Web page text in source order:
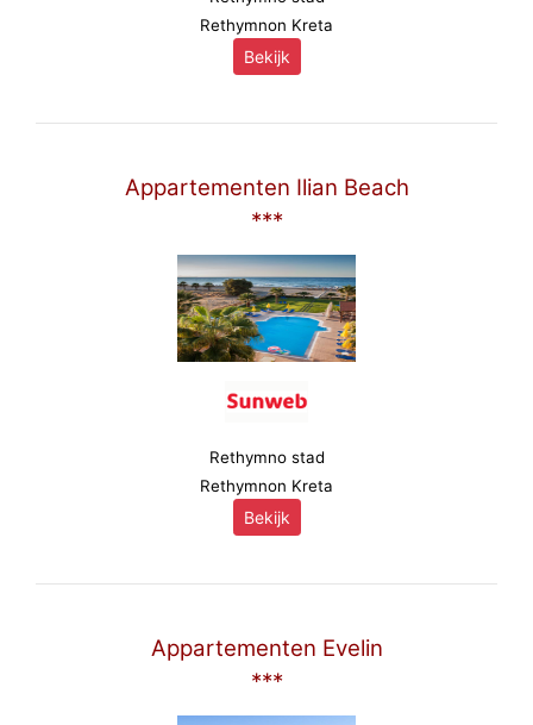
Rethymnon Kreta
Bekijk
Appartementen Ilian Beach
***
Rethymno stad
Rethymnon Kreta
Bekijk
Appartementen Evelin
***